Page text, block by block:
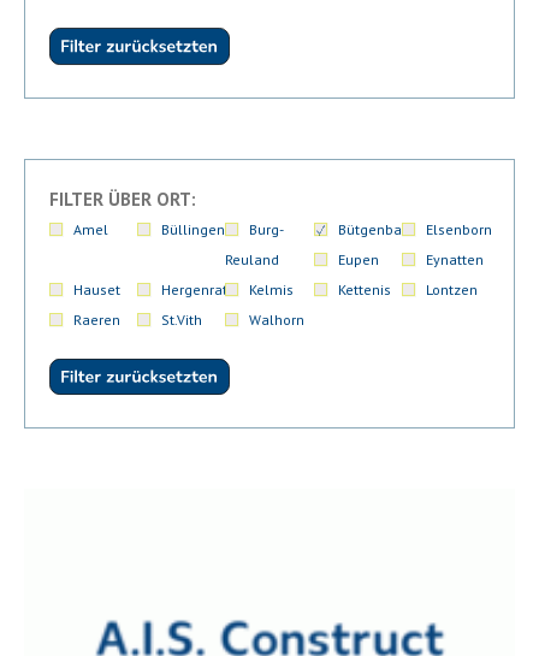
FILTER ÜBER ORT:
Amel Büllingen
Burg-
Reuland
Bütgenbach
Elsenborn
Eupen
Eynatten
Hauset
Hergenrath Kelmis Kettenis
Lontzen
Raeren
St.Vith Walhorn